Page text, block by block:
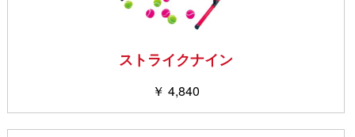
ストライクナイン
￥ 4,840